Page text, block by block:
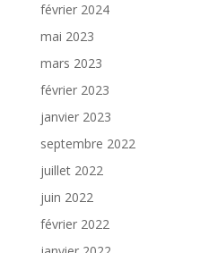
février 2024
mai 2023
mars 2023
février 2023
janvier 2023
septembre 2022
juillet 2022
juin 2022
février 2022